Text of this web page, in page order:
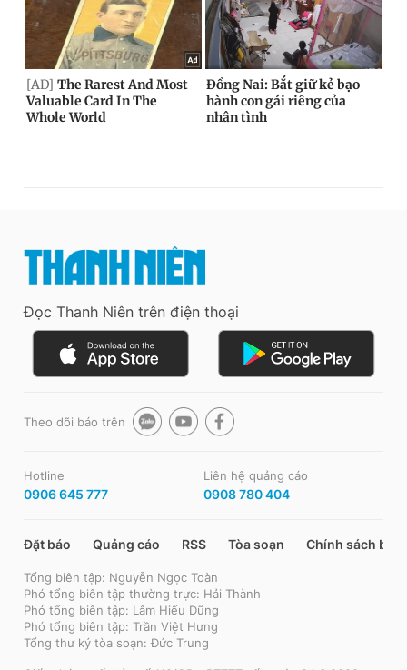
Đọc Thanh Niên trên điện thoại
Theo dõi báo trên
Hotline
0906 645 777
Liên hệ quảng cáo
0908 780 404
Đặt báo Quảng cáo RSS Tòa soạn Chính sách bảo
Tổng biên tập: Nguyễn Ngọc Toàn
Phó tổng biên tập thường trực: Hải Thành
Phó tổng biên tập: Lâm Hiếu Dũng
Phó tổng biên tập: Trần Việt Hưng
Tổng thư ký tòa soạn: Đức Trung